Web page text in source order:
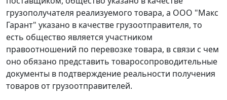
грузополучателя реализуемого товара, а ООО "Макс
Гарант" указано в качестве грузоотправителя, то
есть общество является участником
правоотношений по перевозке товара, в связи с чем
оно обязано представить товаросопроводительные
документы в подтверждение реальности получения
товаров от грузоотправителей.